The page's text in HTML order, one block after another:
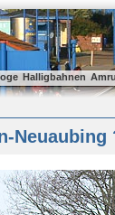
Halligbahnen
Neuaubing